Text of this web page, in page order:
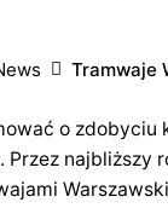
Tramwaje
o zdobyciu
Przez najbliższy